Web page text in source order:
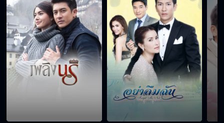
ขนาดแม่แกยังไม่เข้าข้างแกเลย
แกมันมารยาเยอะเหมือนแม่แก
เรื่องแบบนี้มันต้องไม่จริง